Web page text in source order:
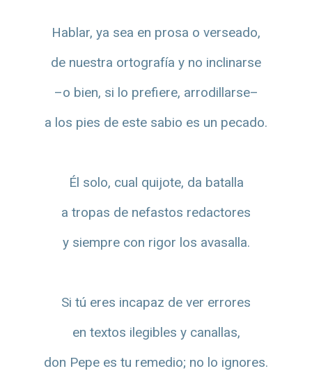
Hablar, ya sea en prosa o verseado,
de nuestra ortografía y no inclinarse
–o bien, si lo prefiere, arrodillarse–
a los pies de este sabio es un pecado.
Él solo, cual quijote, da batalla
a tropas de nefastos redactores
y siempre con rigor los avasalla.
Si tú eres incapaz de ver errores
en textos ilegibles y canallas,
don Pepe es tu remedio; no lo ignores.